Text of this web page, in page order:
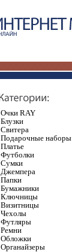
Очки RAY
Блузки
Свитера
Подарочные наборы
Платье
Футболки
Сумки
Джемпера
Папки
Бумажники
Ключницы
Визитницы
Чехолы
Футляры
Ремни
Обложки
Органайзеры